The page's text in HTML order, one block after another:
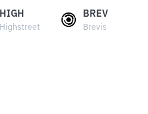
HIGH
Highstreet
BREV
Brevis